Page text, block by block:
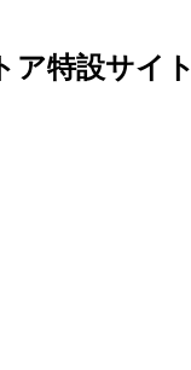
ア特設サイト